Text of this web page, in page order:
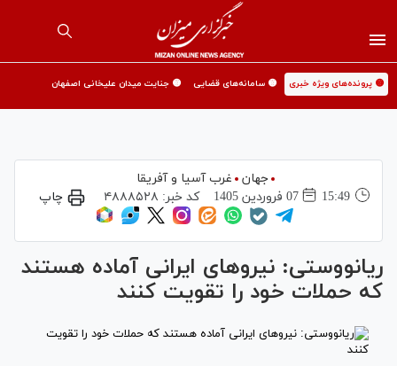
🟡 پرونده‌های ویژه خبری 🟡 سامانه‌های قضایی 🟡 جنایت میدان علیخانی اصفهان
جهان
غرب آسیا و آفریقا
15:49
07 فروردين 1405 کد خبر: ۴۸۸۸۵۲۸ چاپ
ریانووستی: نیروهای ایرانی آماده هستند
که حملات خود را تقویت کنند